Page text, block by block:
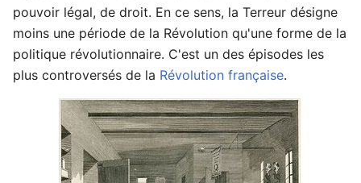
pouvoir légal, de droit. En ce sens, la Terreur désigne
moins une période de la Révolution qu'une forme de la
politique révolutionnaire. C'est un des épisodes les
plus controversés de la Révolution française.